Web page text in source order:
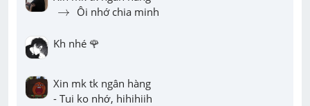
→
→ Ôi nhớ chia minh
Kh nhé 🌹
Xin mk tk ngân hàng
- Tui ko nhớ, hihihiih